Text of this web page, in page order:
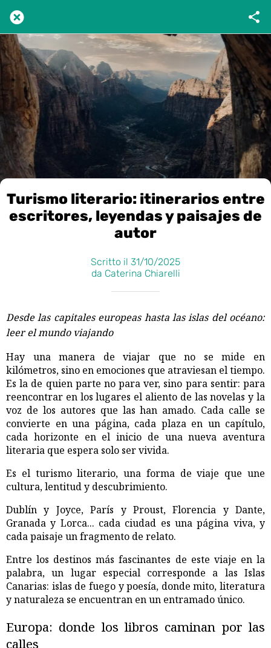
Turismo literario: itinerarios entre
escritores, leyendas y paisajes de
autor
Scritto il 31/10/2025
da Caterina Chiarelli
Desde las capitales europeas hasta las islas del océano:
leer el mundo viajando
Hay una manera de viajar que no se mide en
kilómetros, sino en emociones que atraviesan el tiempo.
Es la de quien parte no para ver, sino para sentir: para
reencontrar en los lugares el aliento de las novelas y la
voz de los autores que las han amado. Cada calle se
convierte en una página, cada plaza en un capítulo,
cada horizonte en el inicio de una nueva aventura
literaria que espera solo ser vivida.
Es el turismo literario, una forma de viaje que une
cultura, lentitud y descubrimiento.
Dublín y Joyce, París y Proust, Florencia y Dante,
Granada y Lorca... cada ciudad es una página viva, y
cada paisaje un fragmento de relato.
Entre los destinos más fascinantes de este viaje en la
palabra, un lugar especial corresponde a las Islas
Canarias: islas de fuego y poesía, donde mito, literatura
y naturaleza se encuentran en un entramado único.
Europa: donde los libros caminan por las
calles